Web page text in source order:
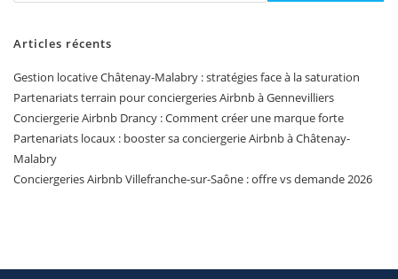
Articles récents
Gestion locative Châtenay-Malabry : stratégies face à la saturation
Partenariats terrain pour conciergeries Airbnb à Gennevilliers
Conciergerie Airbnb Drancy : Comment créer une marque forte
Partenariats locaux : booster sa conciergerie Airbnb à Châtenay-
Malabry
Conciergeries Airbnb Villefranche-sur-Saône : offre vs demande 2026